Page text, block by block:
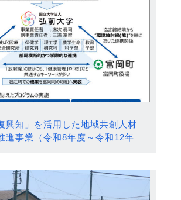
興知」を活用した地域共創人材
進事業（令和8年度～令和12年